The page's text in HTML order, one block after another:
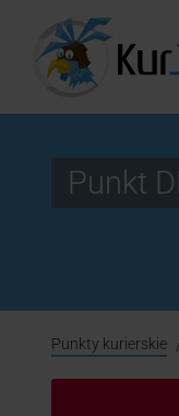
Punkt
Punkty kurierskie